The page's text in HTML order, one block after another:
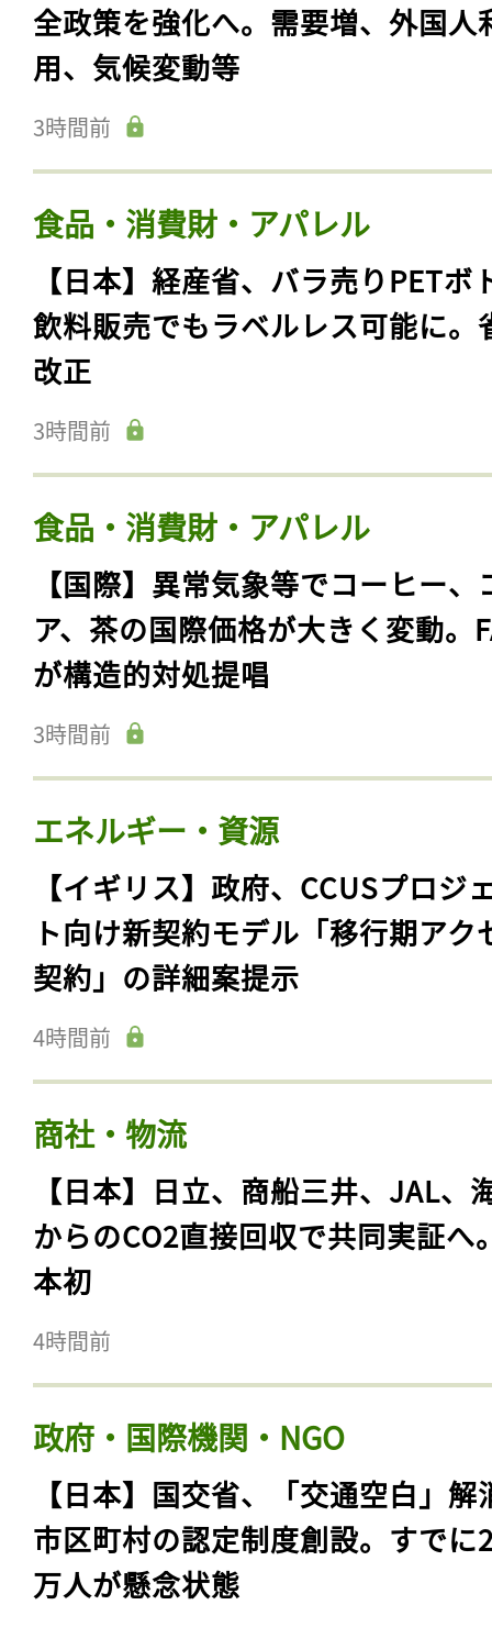
全政策を強化へ。需要増、外国人
用、気候変動等
3時間前
食品・消費財・アパレル
【日本】経産省、バラ売りPETボ
飲料販売でもラベルレス可能に。
改正
3時間前
食品・消費財・アパレル
【国際】異常気象等でコーヒー、
ア、茶の国際価格が大きく変動。
が構造的対処提唱
3時間前
エネルギー・資源
【イギリス】政府、CCUSプロジ
ト向け新契約モデル「移行期アク
契約」の詳細案提示
4時間前
商社・物流
【日本】日立、商船三井、JAL、
からのCO2直接回収で共同実証へ
本初
4時間前
政府・国際機関・NGO
【日本】国交省、「交通空白」解
市区町村の認定制度創設。すでに
万人が懸念状態